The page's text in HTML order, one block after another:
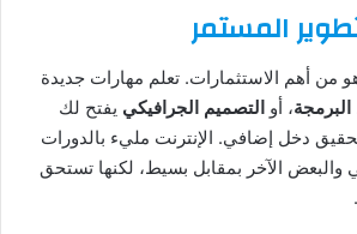
المستمر
من أهم الاستثمارات. تعلم مهارات جديدة
البرمجة، أو التصميم الجرافيكي يفتح لك
دخل إضافي. الإنترنت مليء بالدورات
والبعض الآخر بمقابل بسيط، لكنها تستحق